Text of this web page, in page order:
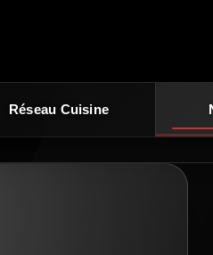
Réseau Cuisine